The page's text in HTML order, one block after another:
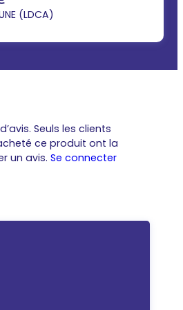
(LDCA)
Seuls les clients
ce produit ont la
un avis. Se connecter